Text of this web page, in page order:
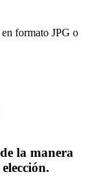
formato JPG o
la manera